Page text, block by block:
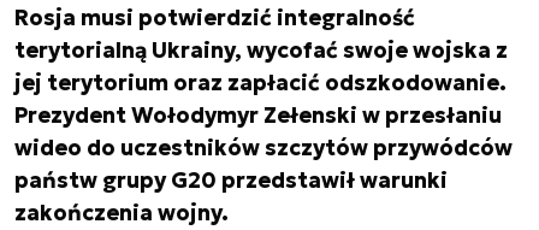
Rosja musi potwierdzić integralność
terytorialną Ukrainy, wycofać swoje wojska z
jej terytorium oraz zapłacić odszkodowanie.
Prezydent Wołodymyr Zełenski w przesłaniu
wideo do uczestników szczytów przywódców
państw grupy G20 przedstawił warunki
zakończenia wojny.